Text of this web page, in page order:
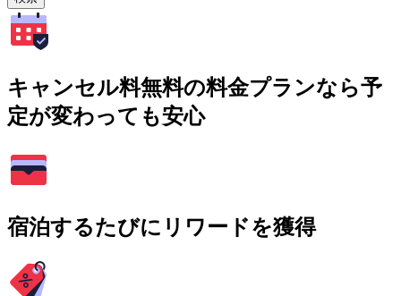
キャンセル料無料の料金プランなら予
定が変わっても安心
宿泊するたびにリワードを獲得